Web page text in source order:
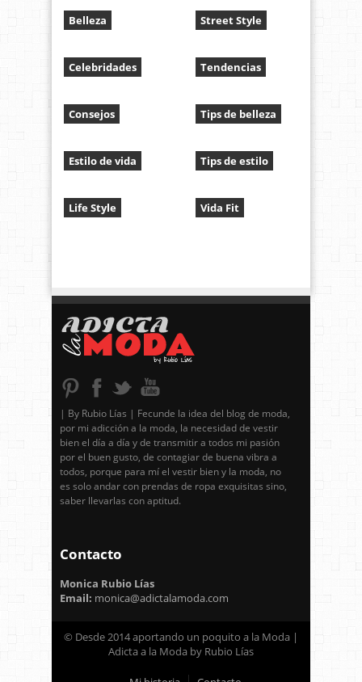
Belleza
Celebridades
Consejos
Estilo de vida
Life Style
Street Style
Tendencias
Tips de belleza
Tips de estilo
Vida Fit
| By Rubio Lías | Fecunde la idea del blog de moda,
por mi adicción a la moda, la necesidad de vestir
bien el día a día y de transmitir a todos mi pasión
por el buen gusto, de contagiar de buena vibra a
todos, porque para mí el vestir bien y la moda, no
es solo andar con prendas de ropa exquisitas sino,
saber llevarlas con aptitud.
Contacto
Monica Rubio Lías
Email: monica@adictalamoda.com
© Desde 2014 aportando un poquito a la Moda |
Adicta a la Moda by Rubio Lías